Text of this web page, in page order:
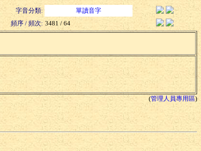
字音分類:
單讀音字
頻序 / 頻次: 3481 / 64
(管理人員專用區)